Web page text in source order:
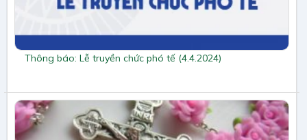
Thông báo: Lễ truyền chức phó tế (4.4.2024)